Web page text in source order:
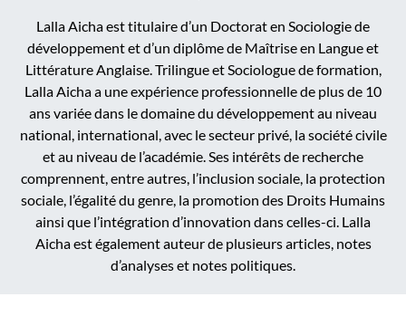
Lalla Aicha est titulaire d’un Doctorat en Sociologie de
développement et d’un diplôme de Maîtrise en Langue et
Littérature Anglaise. Trilingue et Sociologue de formation,
Lalla Aicha a une expérience professionnelle de plus de 10
ans variée dans le domaine du développement au niveau
national, international, avec le secteur privé, la société civile
et au niveau de l’académie. Ses intérêts de recherche
comprennent, entre autres, l’inclusion sociale, la protection
sociale, l’égalité du genre, la promotion des Droits Humains
ainsi que l’intégration d’innovation dans celles-ci. Lalla
Aicha est également auteur de plusieurs articles, notes
d’analyses et notes politiques.